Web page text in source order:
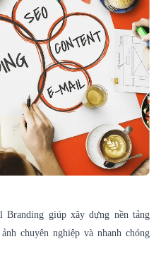
giúp xây dựng nền tảng
chuyên nghiệp và nhanh chóng